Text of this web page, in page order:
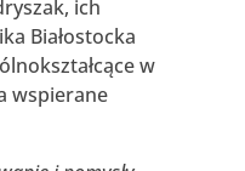
ich
Białostocka
w
wspierane